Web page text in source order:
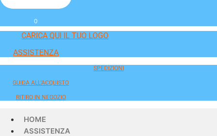
0
CARICA QUI IL TUO LOGO
ASSISTENZA
SPEDIZIONI
GUIDA ALL'ACQUISTO
RITIRO IN NEGOZIO
HOME
ASSISTENZA